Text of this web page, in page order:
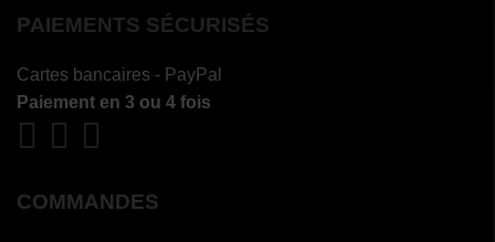
PAIEMENTS SÉCURISÉS
Cartes bancaires - PayPal
Paiement en 3 ou 4 fois
COMMANDES